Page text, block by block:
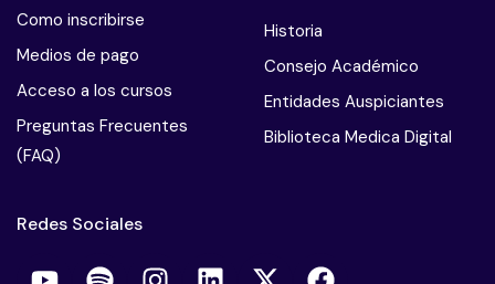
Como inscribirse
Medios de pago
Acceso a los cursos
Preguntas Frecuentes
(FAQ)
Historia
Consejo Académico
Entidades Auspiciantes
Biblioteca Medica Digital
Redes Sociales